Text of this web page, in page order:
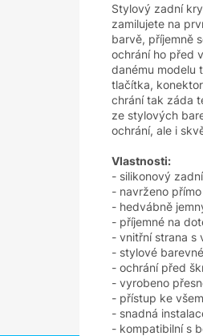
Stylový zadní
zamilujete na
barvě, příjemně
ochrání ho před
danému modelu
tlačítka,
chrání tak záda
ze stylových
ochrání, ale i
Vlastnosti:
- silikonový
- navrženo
- hedvábně
- příjemné na
- vnitřní strana s
- stylové
- ochrání před
- vyrobeno
- přístup ke
- snadná
- kompatibilní s